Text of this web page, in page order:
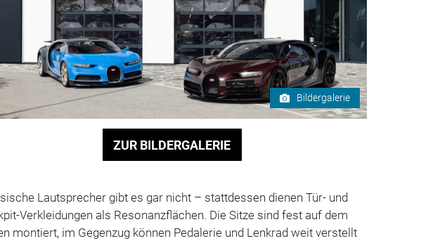
Bildergalerie
ZUR BILDERGALERIE
Lautsprecher gibt es gar nicht – stattdessen dienen Tür- und
Verkleidungen als Resonanzflächen. Die Sitze sind fest auf dem
montiert, im Gegenzug können Pedalerie und Lenkrad weit verstellt